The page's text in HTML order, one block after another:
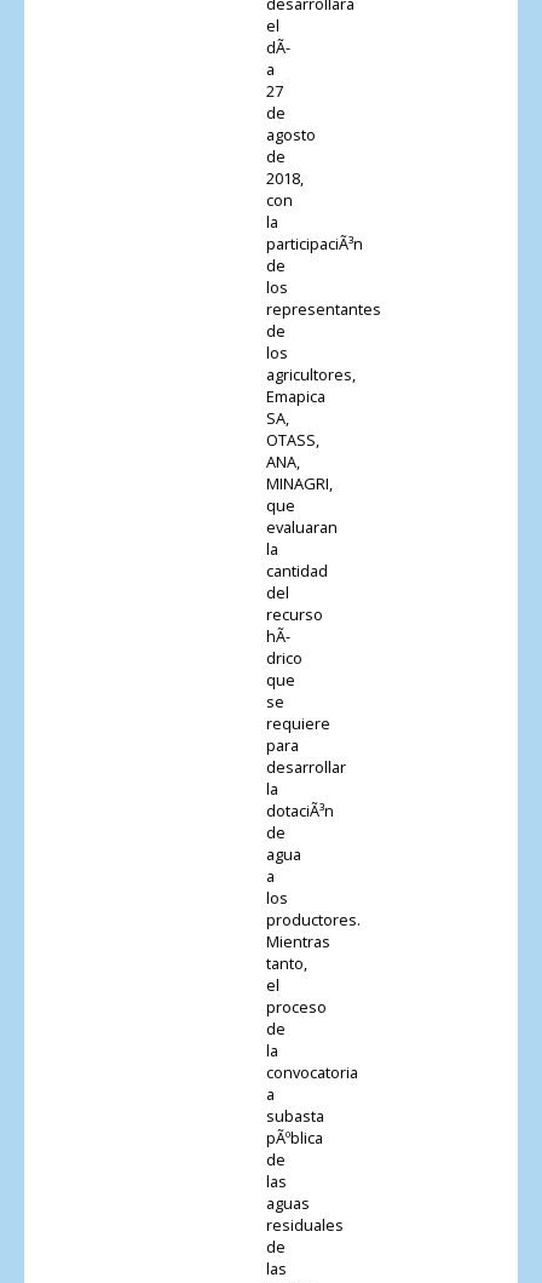
el
dÃ­
a
27
de
agosto
de
2018,
con
la
participaciÃ³n
de
los
representantes
de
los
agricultores,
Emapica
SA,
OTASS,
ANA,
MINAGRI,
que
evaluaran
la
cantidad
del
recurso
hÃ­
drico
que
se
requiere
para
desarrollar
la
dotaciÃ³n
de
agua
a
los
productores.
Mientras
tanto,
el
proceso
de
la
convocatoria
a
subasta
pÃºblica
de
las
aguas
residuales
de
las